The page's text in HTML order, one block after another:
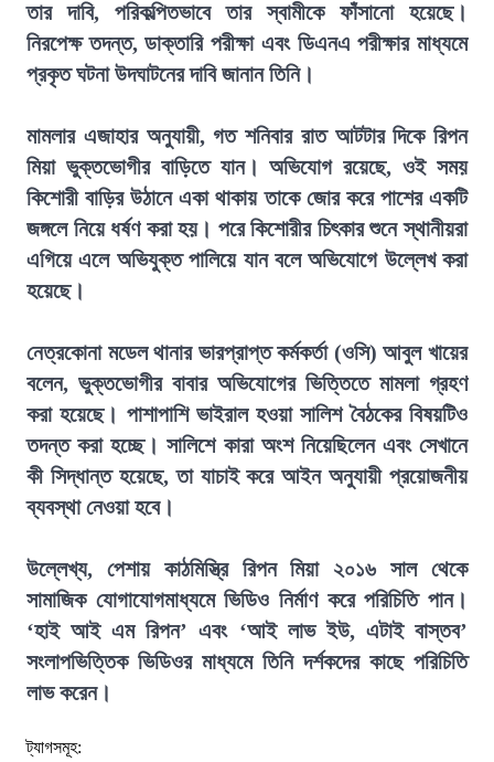
তার দাবি, পরিকল্পিতভাবে তার স্বামীকে ফাঁসানো হয়েছে।
নিরপেক্ষ তদন্ত, ডাক্তারি পরীক্ষা এবং ডিএনএ পরীক্ষার মাধ্যমে
প্রকৃত ঘটনা উদঘাটনের দাবি জানান তিনি।
মামলার এজাহার অনুযায়ী, গত শনিবার রাত আটটার দিকে রিপন
মিয়া ভুক্তভোগীর বাড়িতে যান। অভিযোগ রয়েছে, ওই সময়
কিশোরী বাড়ির উঠানে একা থাকায় তাকে জোর করে পাশের একটি
জঙ্গলে নিয়ে ধর্ষণ করা হয়। পরে কিশোরীর চিৎকার শুনে স্থানীয়রা
এগিয়ে এলে অভিযুক্ত পালিয়ে যান বলে অভিযোগে উল্লেখ করা
হয়েছে।
নেত্রকোনা মডেল থানার ভারপ্রাপ্ত কর্মকর্তা (ওসি) আবুল খায়ের
বলেন, ভুক্তভোগীর বাবার অভিযোগের ভিত্তিতে মামলা গ্রহণ
করা হয়েছে। পাশাপাশি ভাইরাল হওয়া সালিশ বৈঠকের বিষয়টিও
তদন্ত করা হচ্ছে। সালিশে কারা অংশ নিয়েছিলেন এবং সেখানে
কী সিদ্ধান্ত হয়েছে, তা যাচাই করে আইন অনুযায়ী প্রয়োজনীয়
ব্যবস্থা নেওয়া হবে।
উল্লেখ্য, পেশায় কাঠমিস্ত্রি রিপন মিয়া ২০১৬ সাল থেকে
সামাজিক যোগাযোগমাধ্যমে ভিডিও নির্মাণ করে পরিচিতি পান।
‘হাই আই এম রিপন’ এবং ‘আই লাভ ইউ, এটাই বাস্তব’
সংলাপভিত্তিক ভিডিওর মাধ্যমে তিনি দর্শকদের কাছে পরিচিতি
লাভ করেন।
ট্যাগসমূহ: